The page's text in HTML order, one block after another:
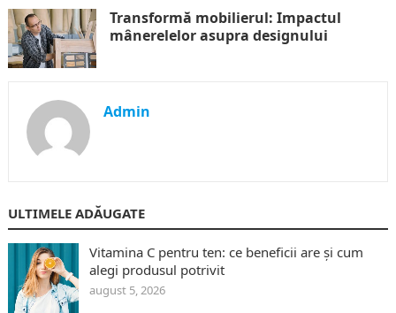
Transformă mobilierul: Impactul
mânerelelor asupra designului
Admin
ULTIMELE ADĂUGATE
Vitamina C pentru ten: ce beneficii are și cum
alegi produsul potrivit
august 5, 2026